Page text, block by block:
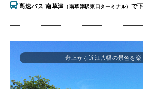
高速バス 南草津 （南草津駅東口ターミナル） で
舟上から近江八幡の景色を楽